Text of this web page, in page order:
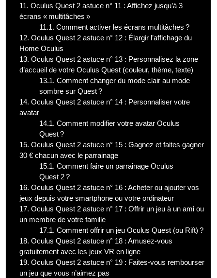
11. Oculus Quest 2 astuce n° 11 : Affichez jusqu’à 3
écrans « multitâches »
11.1. Comment activer les écrans multitâches ?
12. Oculus Quest 2 astuce n° 12 : Élargir l’affichage du
Home Oculus
13. Oculus Quest 2 astuce n° 13 : Personnalisez la zone
d’accueil de votre Oculus Quest (couleur, thème, texte)
13.1. Comment changer du mode clair au mode
sombre sur Quest ?
14. Oculus Quest 2 astuce n° 14 : Personnaliser votre
avatar
14.1. Comment modifier votre avatar Oculus
Quest ?
15. Oculus Quest 2 astuce n° 15 : Gagnez et faites gagner
30 € chacun avec le parrainage
15.1. Comment faire un parrainage Oculus
Quest 2 ?
16. Oculus Quest 2 astuce n° 16 : Acheter ou ajouter vos
jeux depuis votre smartphone ou votre ordinateur
17. Oculus Quest 2 astuce n° 17 : Offrir un jeu à un ami ou
un membre de votre famille
17.1. Comment offrir un jeu Oculus Quest (ou Rift) ?
18. Oculus Quest 2 astuce n° 18 : Amusez-vous
gratuitement avec les jeux VR en ligne
19. Oculus Quest 2 astuce n° 19 : Faites-vous rembourser
un jeu que vous n’aimez pas